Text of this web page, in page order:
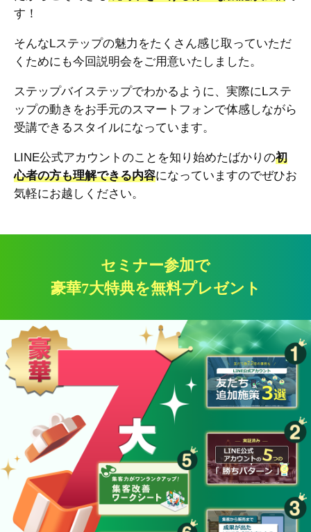
す！
そんなLステップの魅力をたくさん感じ取っていただ
くためにも今回説明会をご用意いたしました。
ステップバイステップでわかるように、実際にLステ
ップの動きをお手元のスマートフォンで体感しながら
受講できるスタイルになっています。
LINE公式アカウントのことを知り始めたばかりの初
心者の方も理解できる内容になっていますのでぜひお
気軽にお越しください。
セミナー参加で
豪華7大特典を無料プレゼント